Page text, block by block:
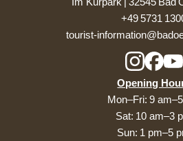
+49 5731
tourist-
Opening
Mon–Fri: 9
Sat: 10 am–3
Sun: 1 pm–5